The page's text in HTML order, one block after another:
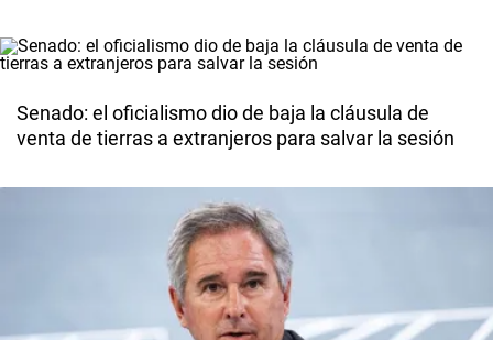
Senado: el oficialismo dio de baja la cláusula de
venta de tierras a extranjeros para salvar la sesión